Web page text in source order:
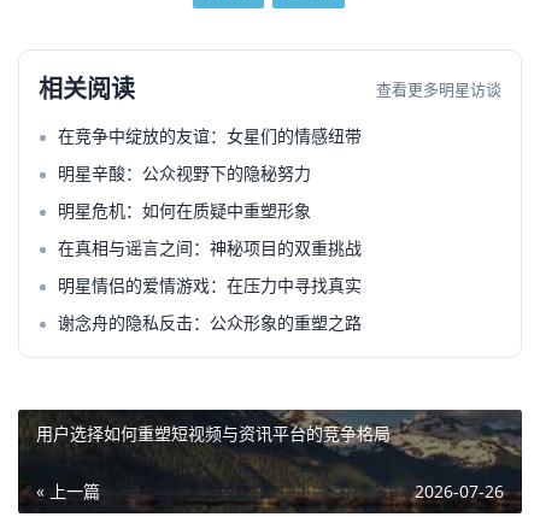
相关阅读 查看更多明星访谈
在竞争中绽放的友谊：女星们的情感纽带
明星辛酸：公众视野下的隐秘努力
明星危机：如何在质疑中重塑形象
在真相与谣言之间：神秘项目的双重挑战
明星情侣的爱情游戏：在压力中寻找真实
谢念舟的隐私反击：公众形象的重塑之路
用户选择如何重塑短视频与资讯平台的竞争格局
« 上一篇 2026-07-26